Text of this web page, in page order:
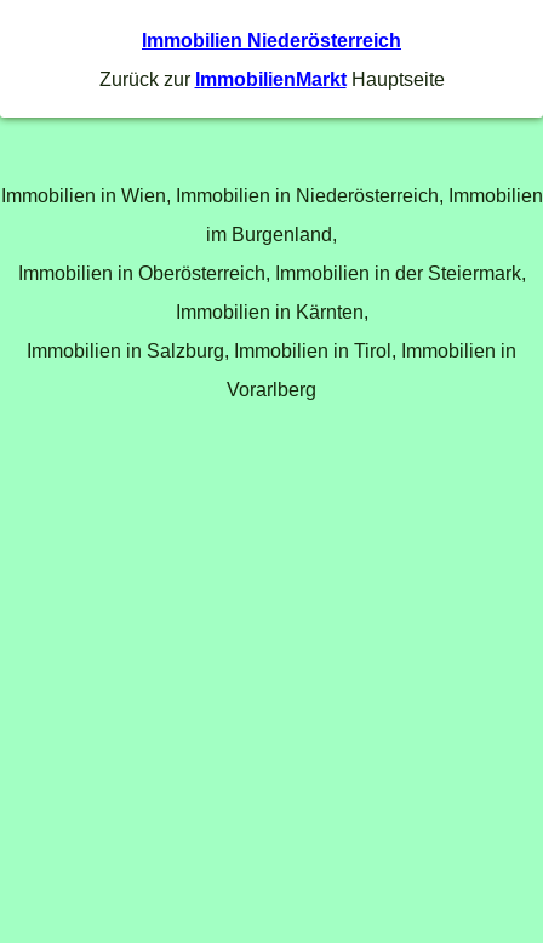
Immobilien Niederösterreich
Zurück zur ImmobilienMarktHauptseite
Immobilien in Wien, Immobilien in Niederösterreich, Immobilien
im Burgenland,
Immobilien in Oberösterreich, Immobilien in der Steiermark,
Immobilien in Kärnten,
Immobilien in Salzburg, Immobilien in Tirol, Immobilien in
Vorarlberg